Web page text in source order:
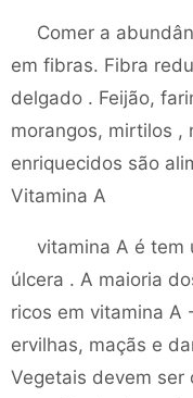
Comer a
em fibras. Fibra
delgado . Feijão,
morangos, mirtilos ,
enriquecidos são
Vitamina A
vitamina A é tem
úlcera . A maioria
ricos em vitamina A
ervilhas, maçãs e
Vegetais devem ser